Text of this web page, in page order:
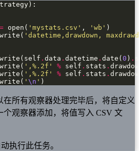
= open( 'mystats.csv' , 'wb'
write( 'datetime,drawdown,
write(self . data . datetime . date( 0 ) .
write( ', %.2f ' % self . stats .
write( ', %.2f ' % self . stats .
write( ' \n ' )
在所有观察器处理完毕后，将自定义
观察器添加，将值写入 CSV 文
执行此任务。